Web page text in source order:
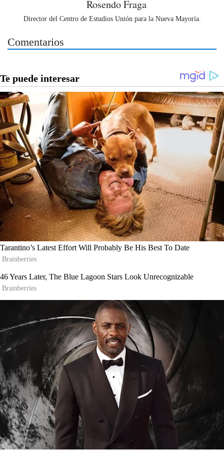
Rosendo Fraga
Director del Centro de Estudios Unión para la Nueva Mayoría.
Comentarios